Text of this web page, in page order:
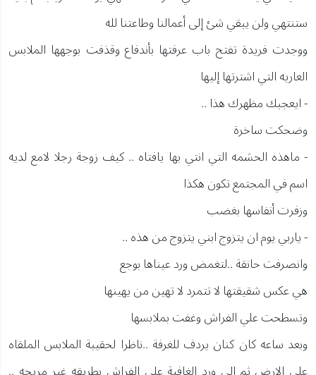
ستنتهي ولن يبقي شئ إلى أعمالنا وطاعتنا لله
ووجدت فريدة تفتح باب عرفتها بأندفاع وقذفت بوجهها الملابس
العاريه التي اشترتها إليها
- ايعجبك مظهرك هذا ..
وضحكت ساخرة
- ماهذه الحشمه التي انتي بها يافتاه .. كيف زوجة رجلا لامع لديه
اسم في المجتمع تكون هكذا
وزفرت أنفاسها بغضب
- ياربي يوم ان يتزوج ابني يتزوج من هذه ..
وانصرفت حانقة ..لتغمض ورد عيناها بوجع
هي عكس شقيقتها لا تتمرد لا تهين من يهينها
وتسطحت علي الفراش وغفت بملابسها
وبعد ساعه كان كنان يردف للغرفة ..ناظرا لحقيبة الملابس الملقاه